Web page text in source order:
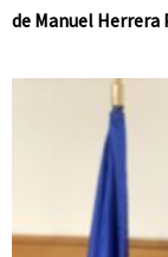
de Manuel Herrera